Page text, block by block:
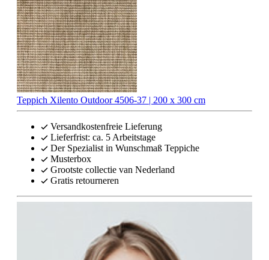
Teppich Xilento Outdoor 4506-37 | 200 x 300 cm
Versandkostenfreie Lieferung
Lieferfrist: ca. 5 Arbeitstage
Der Spezialist in Wunschmaß Teppiche
Musterbox
Grootste collectie van Nederland
Gratis retourneren